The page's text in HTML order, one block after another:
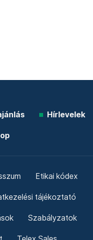
Hírlevelek
Etikai kódex
tájékoztató
Szabályzatok